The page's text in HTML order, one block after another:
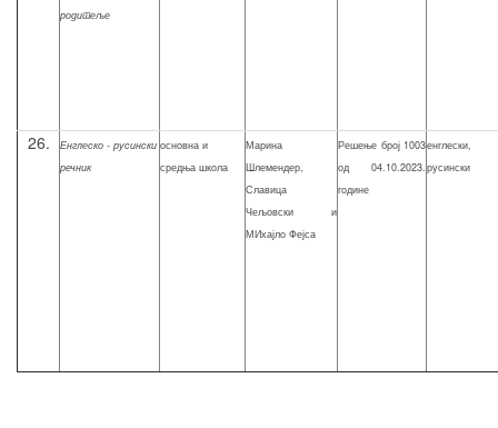
родитеље
26.
Енглеско - русински
речник
основна и
средња школа
Марина
Шлемендер,
Славица
Чељовски и
МИхајло Фејса
Решење број 1003
од 04.10.2023.
године
енглески,
русински